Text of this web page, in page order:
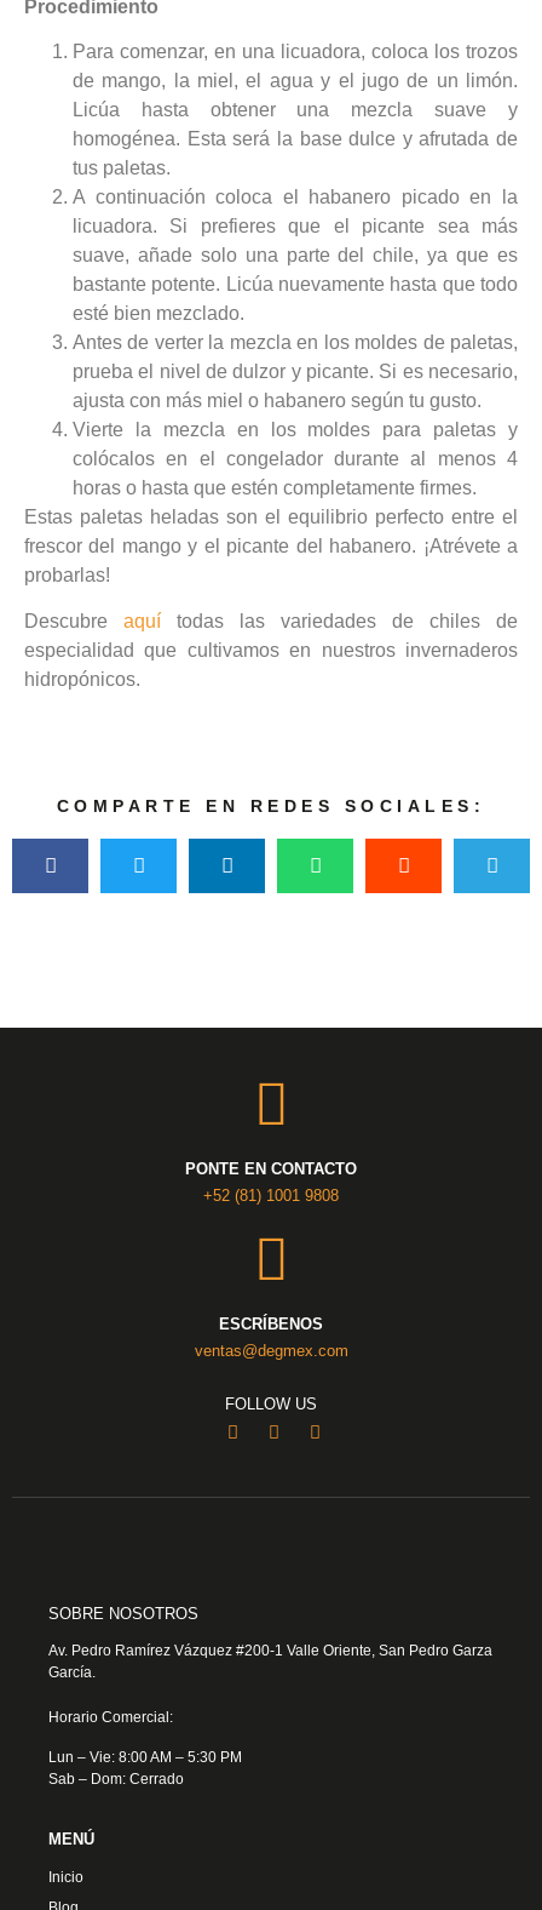
Procedimiento
Para comenzar, en una licuadora, coloca los trozos
de mango, la miel, el agua y el jugo de un limón.
Licúa hasta obtener una mezcla suave y
homogénea. Esta será la base dulce y afrutada de
tus paletas.
A continuación coloca el habanero picado en la
licuadora. Si prefieres que el picante sea más
suave, añade solo una parte del chile, ya que es
bastante potente. Licúa nuevamente hasta que todo
esté bien mezclado.
Antes de verter la mezcla en los moldes de paletas,
prueba el nivel de dulzor y picante. Si es necesario,
ajusta con más miel o habanero según tu gusto.
Vierte la mezcla en los moldes para paletas y
colócalos en el congelador durante al menos 4
horas o hasta que estén completamente firmes.
Estas paletas heladas son el equilibrio perfecto entre el
frescor del mango y el picante del habanero. ¡Atrévete a
probarlas!
Descubre aquí todas las variedades de chiles de
especialidad que cultivamos en nuestros invernaderos
hidropónicos.
COMPARTE EN REDES SOCIALES:
PONTE EN CONTACTO
+52 (81) 1001 9808
ESCRÍBENOS
ventas@degmex.com
FOLLOW US
SOBRE NOSOTROS
Av. Pedro Ramírez Vázquez #200-1 Valle Oriente, San Pedro Garza
García.
Horario Comercial:
Lun – Vie: 8:00 AM – 5:30 PM
Sab – Dom: Cerrado
MENÚ
Inicio